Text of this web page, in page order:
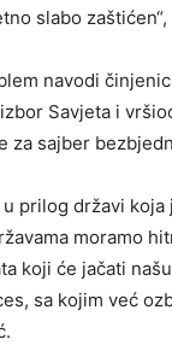
slabo
navodi
Savjeta i
za sajber
prilog državi koja
moramo
koji će jačati
sa kojim već